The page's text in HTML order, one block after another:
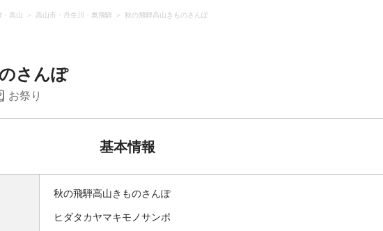
・高山 高山市・丹生川・奥飛騨 秋の飛騨高山きものさんぽ
さんぽ
お祭り
基本情報
秋の飛騨高山きものさんぽ
ヒダタカヤマキモノサンポ